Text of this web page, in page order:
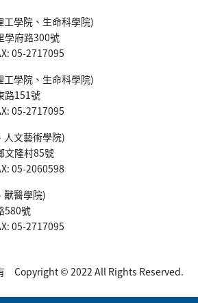
工學院、生命科學院)
學府路300號
05-2717095
工學院、生命科學院)
路151號
05-2717095
人文藝術學院)
文隆村85號
05-2060598
獸醫學院)
580號
05-2717095
Copyright © 2022 All Rights Reserved.